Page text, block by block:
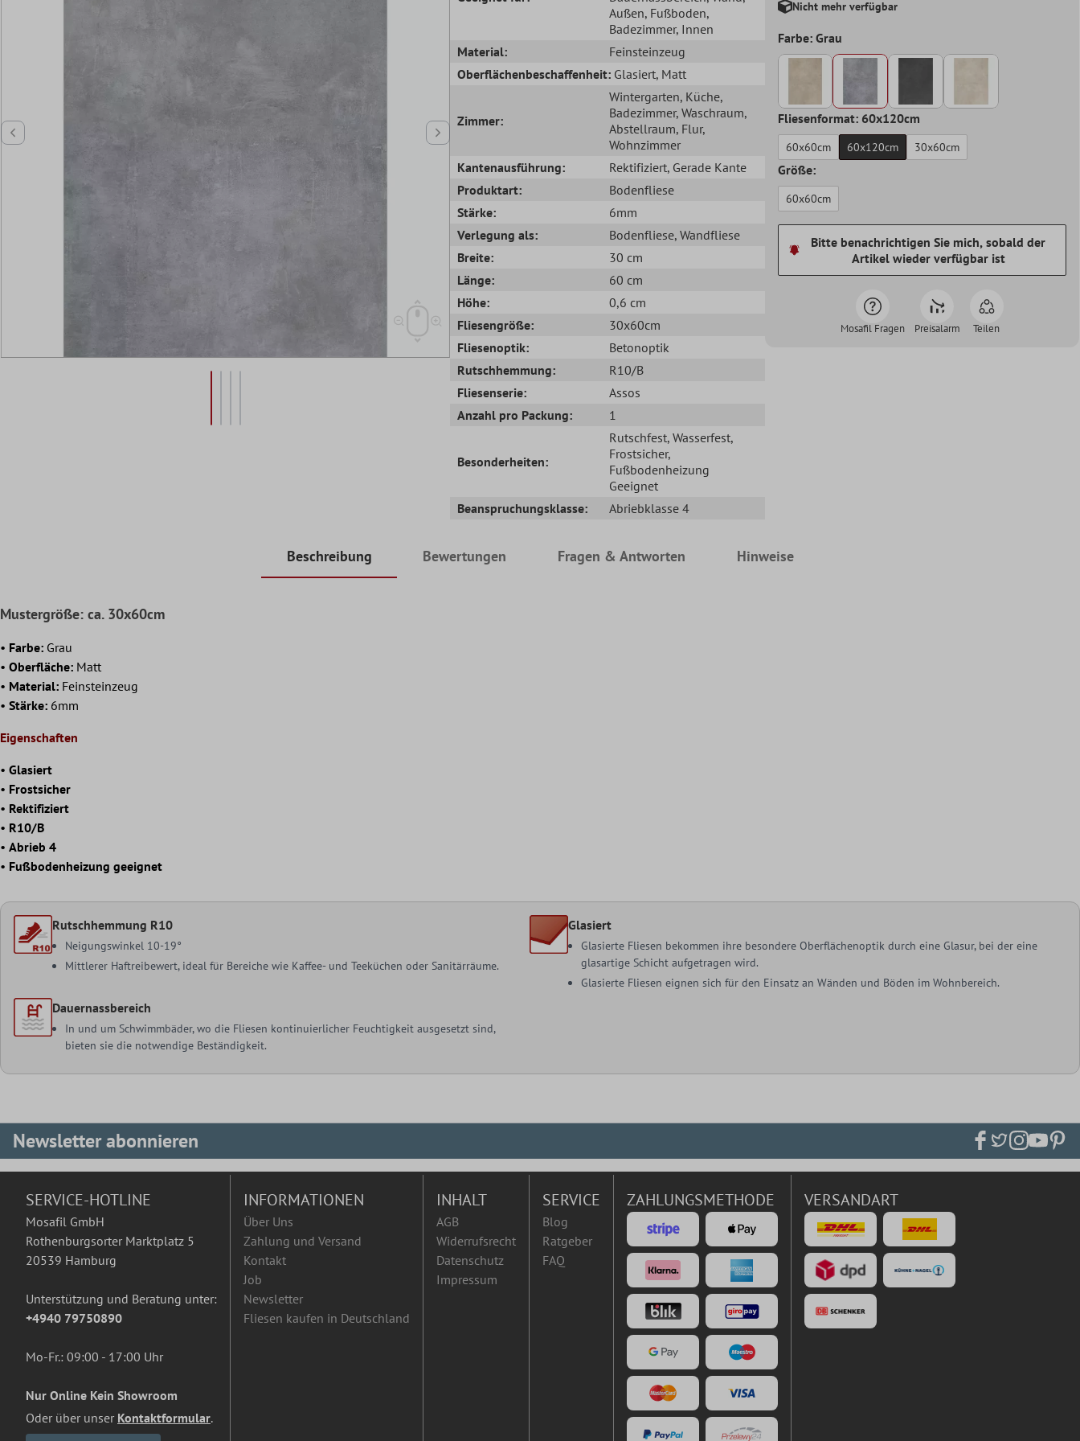
Außen, Fußboden,
Badezimmer, Innen
Material:
Feinsteinzeug
Oberflächenbeschaffenheit: Glasiert, Matt
Zimmer:
Wintergarten, Küche,
Badezimmer, Waschraum,
Abstellraum, Flur,
Wohnzimmer
Kantenausführung:
Rektifiziert, Gerade Kante
Produktart:
Bodenfliese
Stärke:
6mm
Verlegung als:
Bodenfliese, Wandfliese
Breite:
30 cm
Länge:
60 cm
Höhe:
0,6 cm
Fliesengröße:
30x60cm
Fliesenoptik:
Betonoptik
Rutschhemmung:
R10/B
Fliesenserie:
Assos
Anzahl pro Packung:
1
Besonderheiten:
Rutschfest, Wasserfest,
Frostsicher,
Fußbodenheizung
Geeignet
Beanspruchungsklasse:
Abriebklasse 4
Nicht mehr verfügbar
Farbe: Grau
Fliesenformat: 60x120cm
60x60cm 60x120cm 30x60cm
Größe:
60x60cm
Bitte benachrichtigen Sie mich, sobald der
Artikel wieder verfügbar ist
Mosafil Fragen Preisalarm Teilen
Beschreibung Bewertungen Fragen & Antworten Hinweise
Mustergröße: ca. 30x60cm
• Farbe: Grau
• Oberfläche: Matt
• Material: Feinsteinzeug
• Stärke: 6mm
Eigenschaften
• Glasiert
• Frostsicher
• Rektifiziert
• R10/B
• Abrieb 4
• Fußbodenheizung geeignet
Rutschhemmung R10
Neigungswinkel 10-19°
Mittlerer Haftreibewert, ideal für Bereiche wie Kaffee- und Teeküchen oder Sanitärräume.
Glasiert
Glasierte Fliesen bekommen ihre besondere Oberflächenoptik durch eine Glasur, bei der eine
glasartige Schicht aufgetragen wird.
Glasierte Fliesen eignen sich für den Einsatz an Wänden und Böden im Wohnbereich.
Dauernassbereich
In und um Schwimmbäder, wo die Fliesen kontinuierlicher Feuchtigkeit ausgesetzt sind,
bieten sie die notwendige Beständigkeit.
Newsletter abonnieren
SERVICE-HOTLINE
Mosafil GmbH
Rothenburgsorter Marktplatz 5
20539 Hamburg
Unterstützung und Beratung unter:
+4940 79750890
Mo-Fr.: 09:00 - 17:00 Uhr
Nur Online Kein Showroom
Oder über unser Kontaktformular.
INFORMATIONEN
Über Uns
Zahlung und Versand
Kontakt
Job
Newsletter
Fliesen kaufen in Deutschland
INHALT
AGB
Widerrufsrecht
Datenschutz
Impressum
SERVICE
Blog
Ratgeber
FAQ
ZAHLUNGSMETHODE VERSANDART